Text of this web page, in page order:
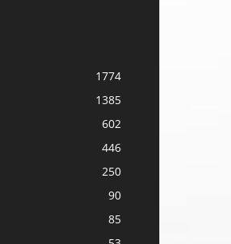
1774
1385
602
446
250
90
85